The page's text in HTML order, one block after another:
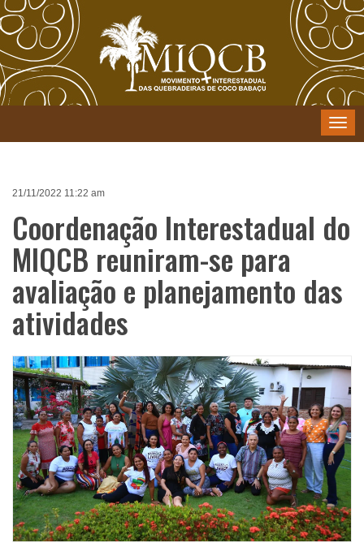
Menu
21/11/2022 11:22 am
Coordenação Interestadual do
MIQCB reuniram-se para
avaliação e planejamento das
atividades